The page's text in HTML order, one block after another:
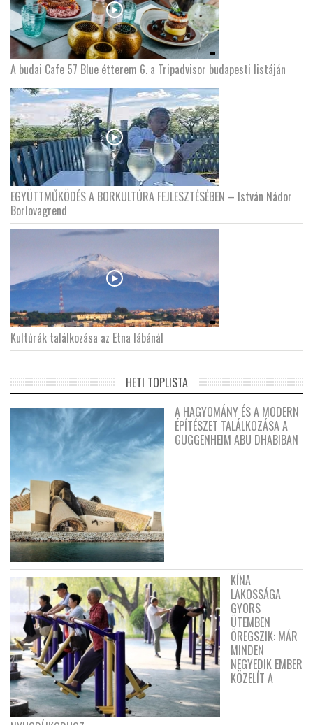
A budai Cafe 57 Blue étterem 6. a Tripadvisor budapesti listáján
EGYÜTTMŰKÖDÉS A BORKULTÚRA FEJLESZTÉSÉBEN – István Nádor
Borlovagrend
Kultúrák találkozása az Etna lábánál
HETI TOPLISTA
A HAGYOMÁNY ÉS A MODERN
ÉPÍTÉSZET TALÁLKOZÁSA A
GUGGENHEIM ABU DHABIBAN
KÍNA
LAKOSSÁGA
GYORS
ÜTEMBEN
ÖREGSZIK: MÁR
MINDEN
NEGYEDIK EMBER
KÖZELÍT A